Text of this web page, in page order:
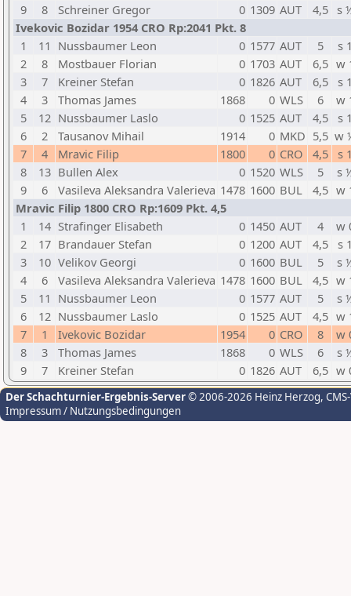
9
8 Schreiner Gregor 0 1309 AUT 4,5
s
Ivekovic Bozidar 1954 CRO Rp:2041 Pkt. 8
1
11 Nussbaumer Leon 0 1577 AUT 5
s
2
8 Mostbauer Florian 0 1703 AUT 6,5 w
3
7 Kreiner Stefan 0 1826 AUT 6,5
s
4
3 Thomas James 1868 0 WLS 6
w
5
12 Nussbaumer Laslo 0 1525 AUT 4,5
s
6
2 Tausanov Mihail 1914 0 MKD 5,5 w
7
4 Mravic Filip 1800 0 CRO 4,5
s
8
13 Bullen Alex 0 1520 WLS 5
s
9
6 Vasileva Aleksandra Valerieva 1478 1600 BUL 4,5 w
Mravic Filip 1800 CRO Rp:1609 Pkt. 4,5
1
14 Strafinger Elisabeth 0 1450 AUT 4
w
2
17 Brandauer Stefan 0 1200 AUT 4,5
s
3
10 Velikov Georgi 0 1600 BUL 5
s
4
6 Vasileva Aleksandra Valerieva 1478 1600 BUL 4,5 w
5
11 Nussbaumer Leon 0 1577 AUT 5
s
6
12 Nussbaumer Laslo 0 1525 AUT 4,5 w
7
1 Ivekovic Bozidar 1954 0 CRO 8
w
8
3 Thomas James 1868 0 WLS 6
s
9
7 Kreiner Stefan 0 1826 AUT 6,5 w
Der Schachturnier-Ergebnis-Server© 2006-2026 Heinz Herzog,
Impressum / Nutzungsbedingungen